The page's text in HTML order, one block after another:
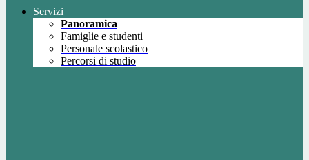
Servizi
Panoramica
Famiglie e studenti
Personale scolastico
Percorsi di studio